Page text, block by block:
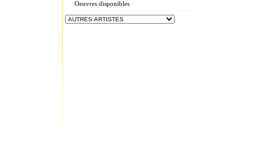
Oeuvres disponibles